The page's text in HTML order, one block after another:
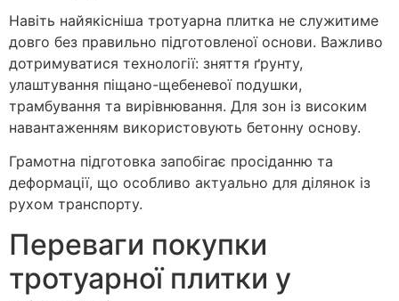
Навіть найякісніша тротуарна плитка не служитиме
довго без правильно підготовленої основи. Важливо
дотримуватися технології: зняття ґрунту,
улаштування піщано-щебеневої подушки,
трамбування та вирівнювання. Для зон із високим
навантаженням використовують бетонну основу.
Грамотна підготовка запобігає просіданню та
деформації, що особливо актуально для ділянок із
рухом транспорту.
Переваги покупки
тротуарної плитки у